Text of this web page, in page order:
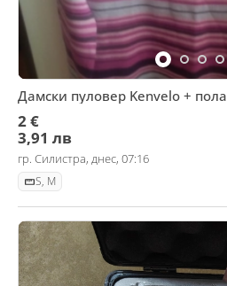
Дамски пуловер Kenvelo + пола
2 €
3,91 лв
гр. Силистра, днес, 07:16
S, M